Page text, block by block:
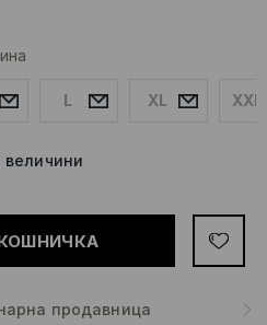
L XL XXL
величини
продавница